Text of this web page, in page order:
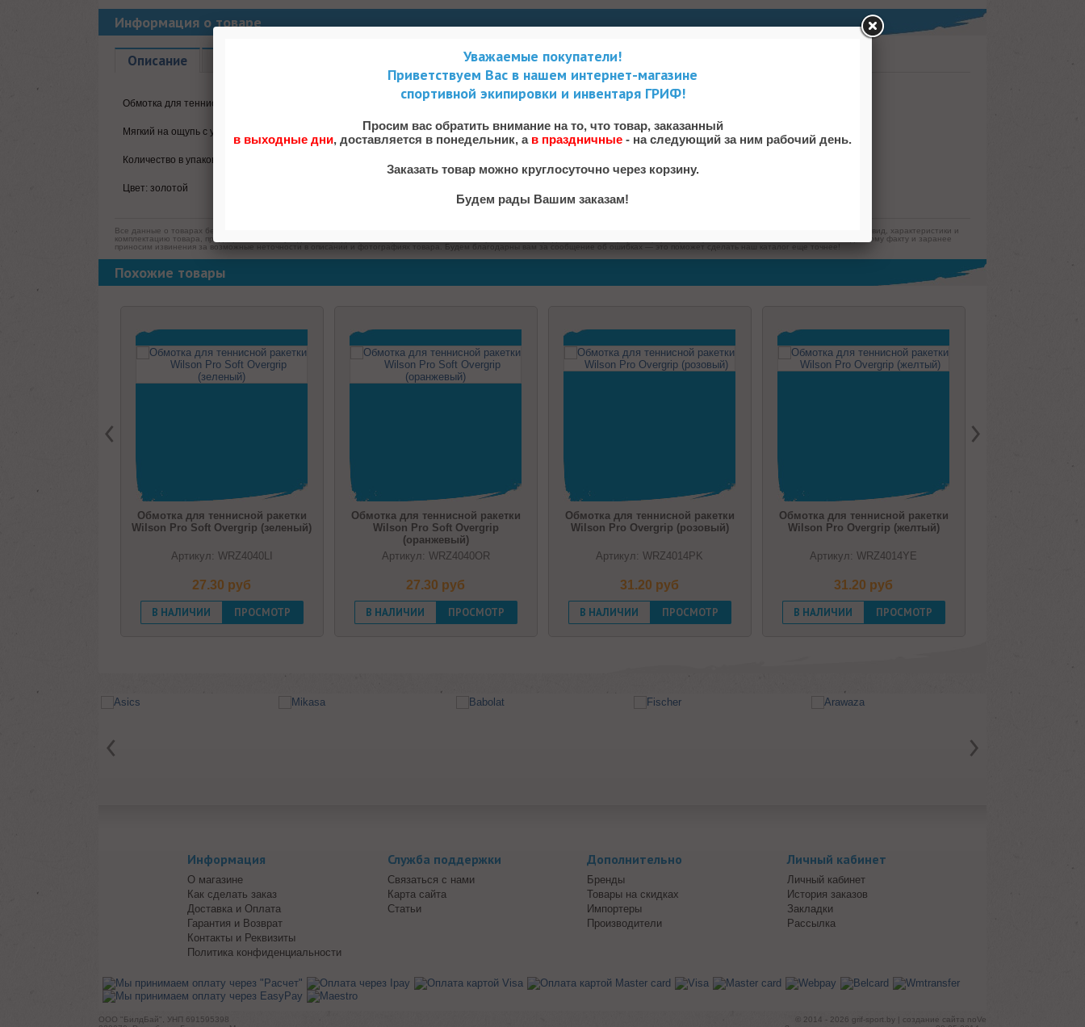
Информация о товаре
Описание
Обмотка для теннисной ракетки Wilson
Мягкий на ощупь с усовершенствованной системой поглощения влаги.
Количество в упаковке: 3 шт
Цвет: золотой
Все данные о товарах берутся с официальных сайтов производителей и поставщиков, а также из документации к товару. Однако производители оставляют за собой право изменять внешний вид, характеристики и
комплектацию товара, предварительно не уведомляя продавцов и потребителей, а также могут по ошибке предоставлять неверную информацию. Просим вас отнестись с пониманием к данному факту и заранее
приносим извинения за возможные неточности в описании и фотографиях товара. Будем благодарны вам за сообщение об ошибках — это поможет сделать наш каталог еще точнее!
Похожие товары
для теннисной ракетки
Pro Soft Overgrip (зеленый)
Обмотка для теннисной ракетки
Wilson Pro Soft Overgrip
Артикул: WRZ4040OR
В НАЛИЧИИ
Обмотка для теннисной ракетки
Wilson Pro Overgrip (розовый)
Артикул: WRZ4014PK
В НАЛИЧИИ
Обмотка для теннисной ракетки
Wilson Pro Overgrip (желтый)
Артикул: WRZ4014YE
В НАЛИЧИИ
Обмотка для теннисной ракетки
Wilson Pro Overgrip (белый)
Артикул: WRZ4014WH
В НАЛИЧИИ
Информация
О магазине
Как сделать заказ
Доставка и Оплата
Гарантия и Возврат
Контакты и Реквизиты
Политика конфиденциальности
Служба поддержки
Связаться с нами
Карта сайта
Статьи
Дополнительно
Бренды
Товары на скидках
Импортеры
Производители
Личный кабинет
Личный кабинет
История заказов
Закладки
Рассылка
ООО "БилдБай", УНП 691595398
© 2014 - 2026 grif-sport.by | создание сайта noVe
Уважаемые покупатели!
Приветствуем Вас в нашем интернет-магазине
спортивной экипировки и инвентаря ГРИФ!
Просим вас обратить внимание на то, что товар, заказанный
в выходные дни, доставляется в понедельник, а в праздничные - на следующий за ним рабочий день.
Заказать товар можно круглосуточно через корзину.
Будем рады Вашим заказам!